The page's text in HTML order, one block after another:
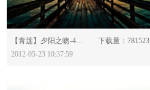
分享：
【青莲】夕阳之吻-428451
下载量：781523
2012-05-23 10:37:59